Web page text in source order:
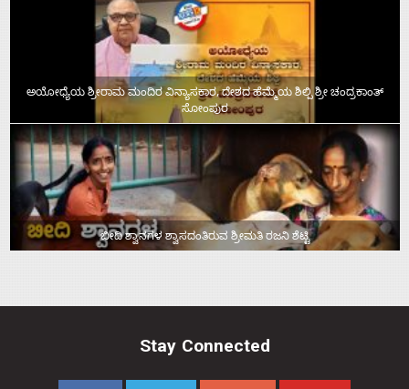
ಅಯೋಧ್ಯೆಯ ಶ್ರೀರಾಮ ಮಂದಿರ ವಿನ್ಯಾಸಕಾರ, ದೇಶದ ಹೆಮ್ಮೆಯ ಶಿಲ್ಪಿ ಶ್ರೀ ಚಂದ್ರಕಾಂತ್‌
ಸೋಂಪುರ
ಬೀದಿ ಶ್ವಾನಗಳ ಶ್ವಾಸದಂತಿರುವ ಶ್ರೀಮತಿ ರಜನಿ ಶೆಟ್ಟಿ
Stay Connected